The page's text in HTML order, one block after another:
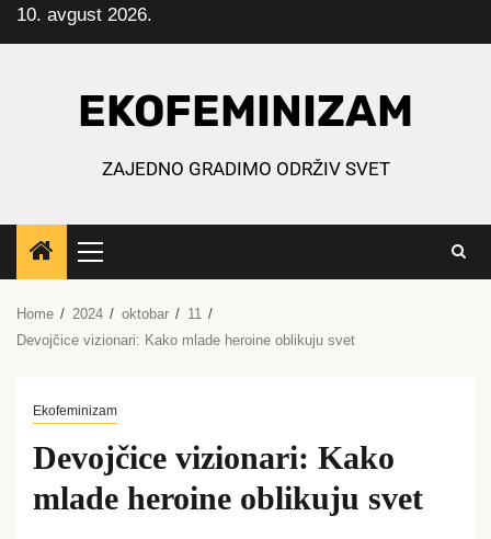
Skip
to
10. avgust 2026.
EKOFEMINIZAM
ZAJEDNO GRADIMO ODRŽIV SVET
Primary
Menu
Home 2024 oktobar
11
Devojčice vizionari: Kako mlade heroine oblikuju svet
Ekofeminizam
Devojčice vizionari: Kako
mlade heroine oblikuju svet